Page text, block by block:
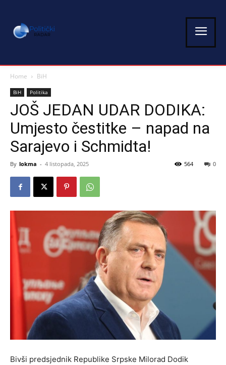
Home BiH
BiH Politika
JOŠ JEDAN UDAR DODIKA:
Umjesto čestitke – napad na
Sarajevo i Schmidta!
By lokma - 4 listopada, 2025 0
564
Bivši predsjednik Republike Srpske Milorad Dodik